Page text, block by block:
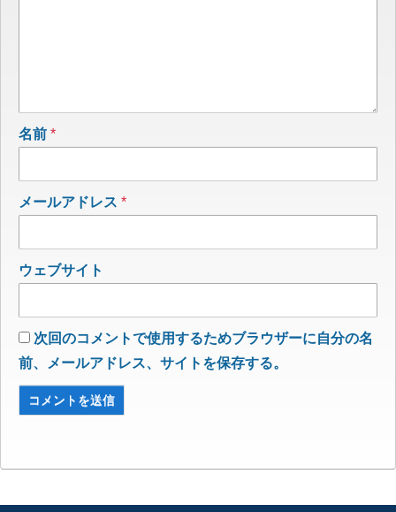
名前 *
メールアドレス *
ウェブサイト
次回のコメントで使用するためブラウザーに自分の名
前、メールアドレス、サイトを保存する。